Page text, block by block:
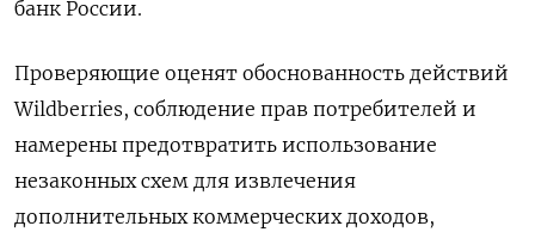
банк России.
Проверяющие оценят обоснованность действий
Wildberries, соблюдение прав потребителей и
намерены предотвратить использование
незаконных схем для извлечения
дополнительных коммерческих доходов,